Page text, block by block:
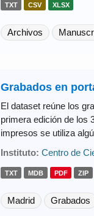
TXT CSV XLSX
Archivos
Grabados en
El dataset reúne los
primera edición de los
impresos se utiliza
Instituto: Centro de
TXT MDB PDF ZIP
Madrid Grabados